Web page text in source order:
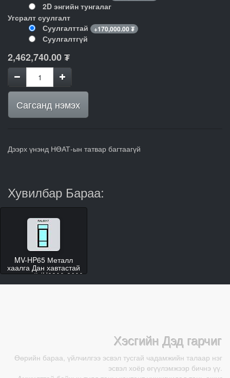
2D энгийн тунгалаг
Угсралт суулгалт
Суулгалттай
+170,000.00 ₮
Суулгалтгүй
2,462,740.00₮
Сагсанд нэмэх
Дээрх үнэнд НӨАТ-ын татвар багтаагүй
Хувилбар Бараа:
MV-HP65 Металл
хаалга Дан хавтастай
гэгээвчтэй (H2300-2600
W800-1000)
Хэсгийн Дэд гарчиг
Өөрийн бараа, үйлчилгээ эсвэл тусгай чадамжийн талаар нэг
эсвэл хоёр өгүүлэмжээр бичнэ үү.